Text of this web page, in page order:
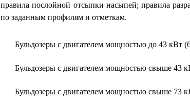
правила послойной отсыпки насыпей; правила
по заданным профилям и отметкам.
Бульдозеры с двигателем мощностью до 43 кВт (
Бульдозеры с двигателем мощностью свыше 43
Бульдозеры с двигателем мощностью свыше 73